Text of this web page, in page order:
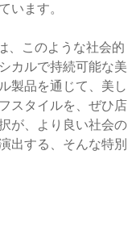
います。
、このような社会的
カルで持続可能な美
製品を通じて、美し
スタイルを、ぜひ店
が、より良い社会の
出する、そんな特別